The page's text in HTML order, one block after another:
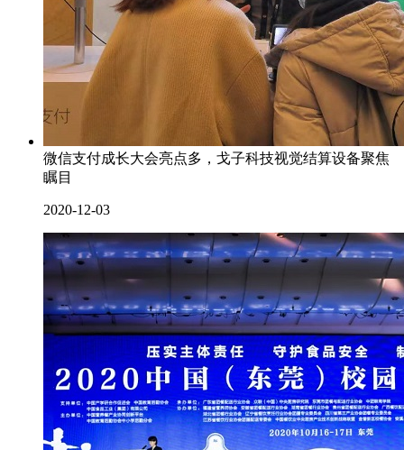
微信支付成长大会亮点多，戈子科技视觉结算设备聚焦
瞩目
2020-12-03